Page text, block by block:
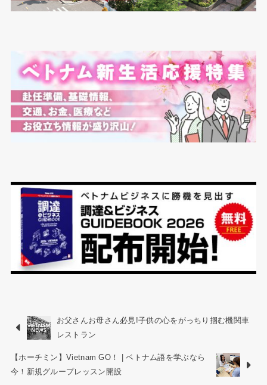
お父さんお母さん必見!子供の心をがっちり掴む機関車
レストラン
【ホーチミン】Vietnam GO！ | ベトナム語を学ぶなら
今！新規グループレッスン開設